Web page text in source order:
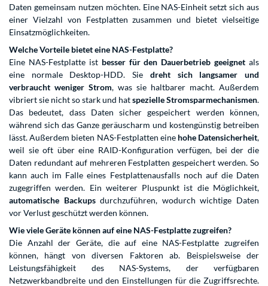
Daten gemeinsam nutzen möchten. Eine NAS-Einheit setzt sich aus
einer Vielzahl von Festplatten zusammen und bietet vielseitige
Einsatzmöglichkeiten.
Welche Vorteile bietet eine NAS-Festplatte?
Eine NAS-Festplatte ist besser für den Dauerbetrieb geeignet als
eine normale Desktop-HDD. Sie dreht sich langsamer und
verbraucht weniger Strom, was sie haltbarer macht. Außerdem
vibriert sie nicht so stark und hatspezielle Stromsparmechanismen.
Das bedeutet, dass Daten sicher gespeichert werden können,
während sich das Ganze geräuscharm und kostengünstig betreiben
lässt. Außerdem bieten NAS-Festplatten eine hohe Datensicherheit,
weil sie oft über eine RAID-Konfiguration verfügen, bei der die
Daten redundant auf mehreren Festplatten gespeichert werden. So
kann auch im Falle eines Festplattenausfalls noch auf die Daten
zugegriffen werden. Ein weiterer Pluspunkt ist die Möglichkeit,
automatische Backupsdurchzuführen, wodurch wichtige Daten
vor Verlust geschützt werden können.
Wie viele Geräte können auf eine NAS-Festplatte zugreifen?
Die Anzahl der Geräte, die auf eine NAS-Festplatte zugreifen
können, hängt von diversen Faktoren ab. Beispielsweise der
Leistungsfähigkeit des NAS-Systems, der verfügbaren
Netzwerkbandbreite und den Einstellungen für die Zugriffsrechte.